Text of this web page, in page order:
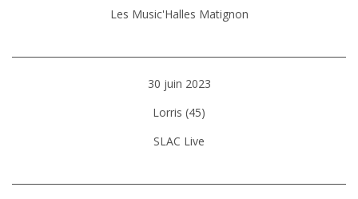
Les Music'Halles Matignon
30 juin 2023
Lorris (45)
SLAC Live